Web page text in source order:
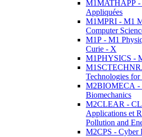
M1MATHAPP -
Appliquées
M1MPRI - M1
Computer
M1P - M1
Curie - X
M1PHYSICS -
Technologies
M2BIOMECA -
Biomechanics
M2CLEAR -
Applications et
Pollution and
M2CPS - Cyber